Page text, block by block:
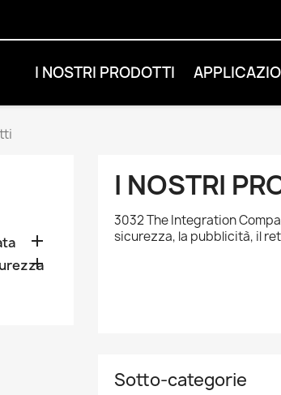
I NOSTRI PRODOTTI


I NOSTRI
3032 The Integration
sicurezza, la pubblicità, il
Sotto-categorie